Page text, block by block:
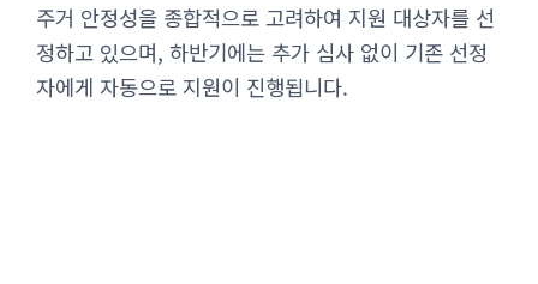
주거 안정성을 종합적으로 고려하여 지원 대상자를 선
정하고 있으며, 하반기에는 추가 심사 없이 기존 선정
자에게 자동으로 지원이 진행됩니다.